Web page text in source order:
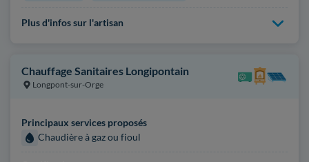
Plus d'infos sur l'artisan
Chauffage Sanitaires Longipontain
Longpont-sur-Orge
Principaux services proposés
Chaudière à gaz ou fioul